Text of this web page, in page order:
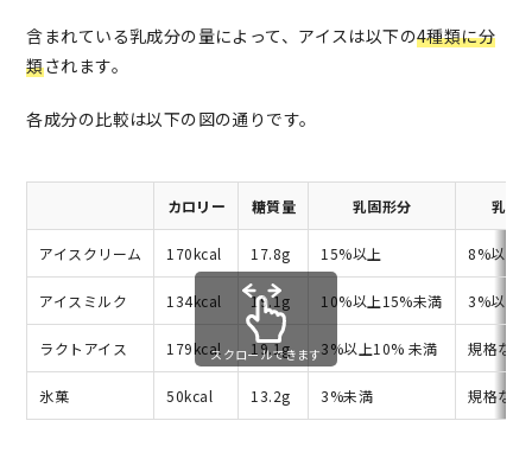
含まれている乳成分の量によって、アイスは以下の4種類に分
類されます。
各成分の比較は以下の図の通りです。
カロリー 糖質量 乳固形分 乳脂
アイスクリーム 170kcal 17.8g 15%以上 8%以上
アイスミルク 134kcal 19.1g 10%以上15%未満 3%以上
ラクトアイス 179kcal 19.1g 3%以上10% 未満 規格なし
氷菓 50kcal 13.2g 3%未満 規格なし
スクロールできます